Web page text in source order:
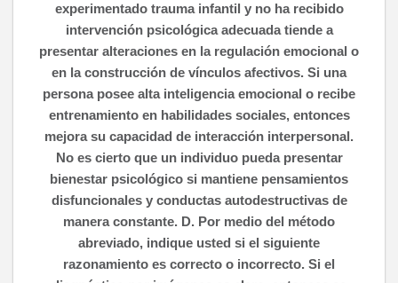
experimentado trauma infantil y no ha recibido
intervención psicológica adecuada tiende a
presentar alteraciones en la regulación emocional o
en la construcción de vínculos afectivos. Si una
persona posee alta inteligencia emocional o recibe
entrenamiento en habilidades sociales, entonces
mejora su capacidad de interacción interpersonal.
No es cierto que un individuo pueda presentar
bienestar psicológico si mantiene pensamientos
disfuncionales y conductas autodestructivas de
manera constante. D. Por medio del método
abreviado, indique usted si el siguiente
razonamiento es correcto o incorrecto. Si el